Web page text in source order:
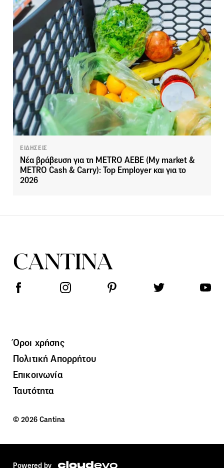
ΕΙΔΗΣΕΙΣ
Νέα βράβευση για τη METRO AEBE (My market &
METRO Cash & Carry): Top Employer και για το
2026
Όροι χρήσης
Πολιτική Απορρήτου
Επικοινωνία
Ταυτότητα
© 2026 Cantina
Powered by